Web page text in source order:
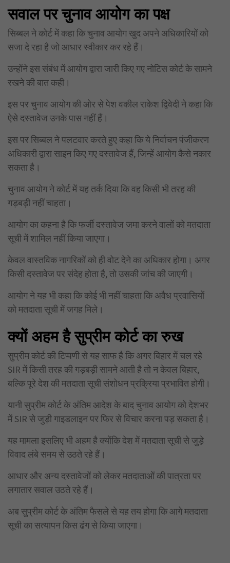
सवाल पर चुनाव आयोग का पक्ष
सिब्बल ने कोर्ट में कहा कि चुनाव आयोग खुद अपने अधिकारियों को
सजा दे रहा है जो आधार स्वीकार कर रहे हैं।
उन्होंने इस संबंध में आयोग द्वारा जारी किए गए नोटिस कोर्ट के सामने
रखने की बात कही।
इस पर चुनाव आयोग की ओर से पेश वकील राकेश द्विवेदी ने कहा कि
ऐसे दस्तावेज उनके पास नहीं हैं।
इस पर सिब्बल ने पलटवार करते हुए कहा कि ये निर्वाचन पंजीकरण
अधिकारी द्वारा साइन किए गए दस्तावेज हैं, जिन्हें आयोग कैसे नकार
सकता है।
चुनाव आयोग ने कोर्ट में यह तर्क दिया कि वह किसी भी तरह की
गड़बड़ी नहीं चाहता।
आयोग का कहना है कि फर्जी दस्तावेज जमा करने वालों को मतदाता
सूची में शामिल नहीं किया जाएगा।
केवल वास्तविक नागरिकों को ही वोट देने का अधिकार होगा। अगर
किसी दस्तावेज पर संदेह होता है, तो उसकी जांच की जाएगी।
आयोग ने यह भी कहा कि कोई भी नहीं चाहता कि अवैध प्रवासियों
को मतदाता सूची में जगह मिले।
क्यों अहम है सुप्रीम कोर्ट का रुख
सुप्रीम कोर्ट की टिप्पणी से यह साफ है कि अगर बिहार में चल रहे
SIR में किसी तरह की गड़बड़ी सामने आती है तो न केवल बिहार,
बल्कि पूरे देश की मतदाता सूची संशोधन प्रक्रिया प्रभावित होगी।
यानी सुप्रीम कोर्ट के अंतिम आदेश के बाद चुनाव आयोग को देशभर
में SIR से जुड़ी गाइडलाइन पर फिर से विचार करना पड़ सकता है।
यह मामला इसलिए भी अहम है क्योंकि देश में मतदाता सूची से जुड़े
विवाद लंबे समय से उठते रहे हैं।
आधार और अन्य दस्तावेजों को लेकर मतदाताओं की पात्रता पर
लगातार सवाल उठते रहे हैं।
अब सुप्रीम कोर्ट के अंतिम फैसले से यह तय होगा कि आगे मतदाता
सूची का सत्यापन किस ढंग से किया जाएगा।